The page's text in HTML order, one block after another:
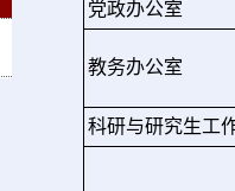
党政办公室
教务办公室
科研与研究生工